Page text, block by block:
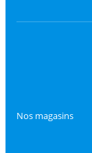
Nos magasins